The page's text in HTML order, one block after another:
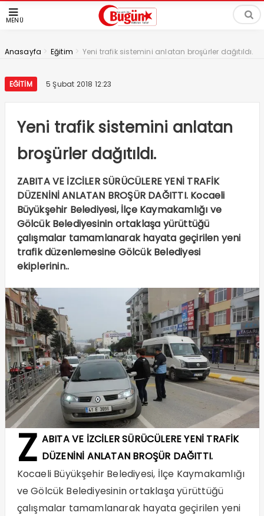
MENÜ
Anasayfa > Eğitim > Yeni trafik sistemini anlatan broşürler dağıtıldı.
EĞITIM 5 Şubat 2018 12:23
Yeni trafik sistemini anlatan
broşürler dağıtıldı.
ZABITA VE İZCİLER SÜRÜCÜLERE YENİ TRAFİK
DÜZENİNİ ANLATAN BROŞÜR DAĞITTI. Kocaeli
Büyükşehir Belediyesi, İlçe Kaymakamlığı ve
Gölcük Belediyesinin ortaklaşa yürüttüğü
çalışmalar tamamlanarak hayata geçirilen yeni
trafik düzenlemesine Gölcük Belediyesi
ekiplerinin..
Z ABITA VE İZCİLER SÜRÜCÜLERE YENİ TRAFİK
DÜZENİNİ ANLATAN BROŞÜR DAĞITTI.
Kocaeli Büyükşehir Belediyesi, İlçe Kaymakamlığı
ve Gölcük Belediyesinin ortaklaşa yürüttüğü
çalışmalar tamamlanarak hayata geçirilen yeni